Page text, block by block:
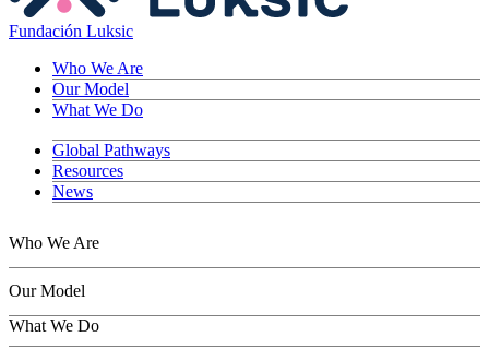
Fundación Luksic
Who We Are
Our Model
What We Do
Global Pathways
Resources
News
Who We Are
Our Model
What We Do